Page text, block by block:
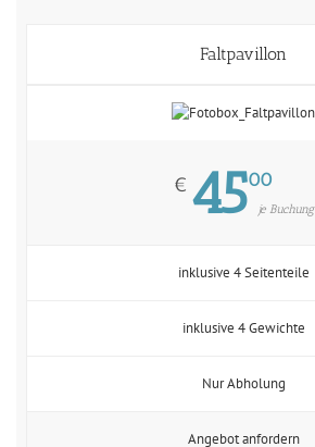
Faltpavillon
€ 4500
je Buchung
inklusive 4 Seitenteile
inklusive 4 Gewichte
Nur Abholung
Angebot anfordern